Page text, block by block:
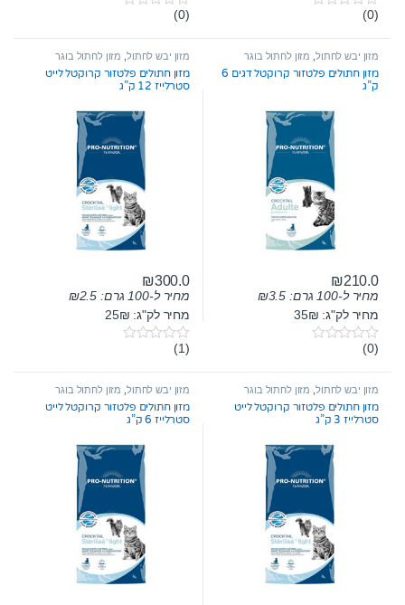
0
t
o
f
5
(0)
0
t
o
f
5
(0)
מזון יבש לחתול מזון לחתול בוגר
מזון חתולים פלטזור קרוקטל דגים 6
ק”ג
₪210.0
מחיר ל-100 גרם: ₪3.5
מחיר לק"ג: 35₪
0
t
f
5
(0)
מזון יבש לחתול מזון לחתול בוגר
מזון חתולים פלטזור קרוקטל לייט
סטרלייז 12 ק”ג
₪300.0
מחיר ל-100 גרם: ₪2.5
מחיר לק"ג: 25₪
0
t
f
5
(1)
מזון יבש לחתול מזון לחתול בוגר
מזון חתולים פלטזור קרוקטל לייט
סטרלייז 3 ק”ג
מזון יבש לחתול מזון לחתול בוגר
מזון חתולים פלטזור קרוקטל לייט
סטרלייז 6 ק”ג